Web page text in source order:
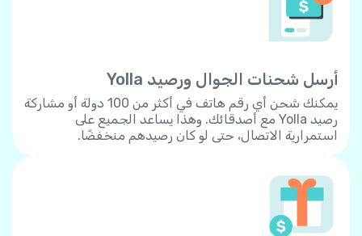
أرسل شحنات الجوال ورصيد Yolla
يمكنك شحن أي رقم هاتف في أكثر من 100 دولة أو مشاركة
رصيد Yolla مع أصدقائك. وهذا يساعد الجميع على
استمرارية الاتصال، حتى لو كان رصيدهم منخفضًا.